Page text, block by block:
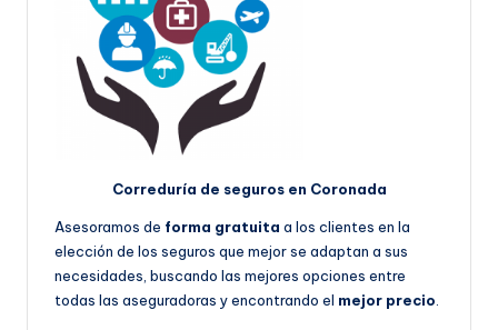
Correduría de seguros en Coronada
Asesoramos de forma gratuita a los clientes en la
elección de los seguros que mejor se adaptan a sus
necesidades, buscando las mejores opciones entre
todas las aseguradoras y encontrando el mejor precio.